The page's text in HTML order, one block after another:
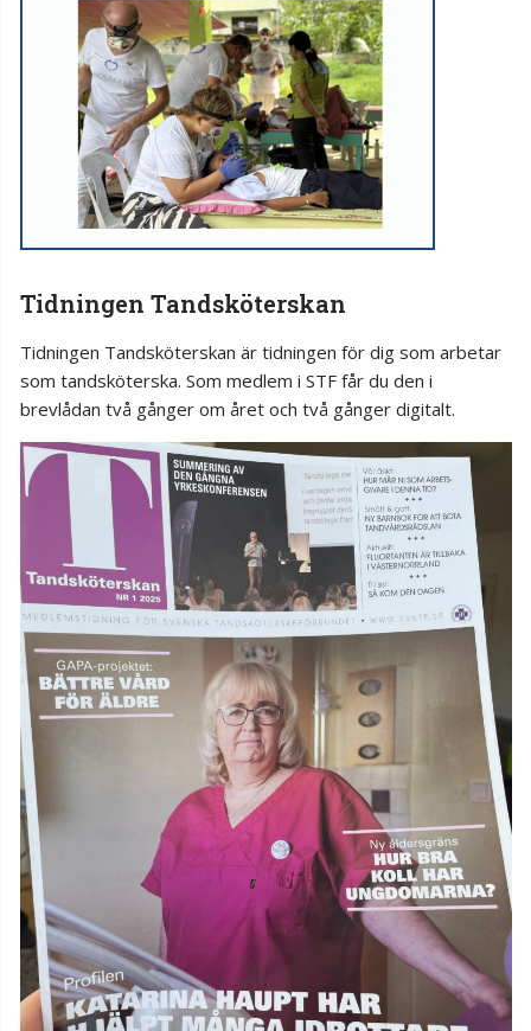
Tidningen Tandsköterskan
Tidningen Tandsköterskan är tidningen för dig som arbetar
som tandsköterska. Som medlem i STF får du den i
brevlådan två gånger om året och två gånger digitalt.